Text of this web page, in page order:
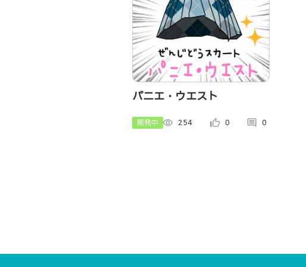
パニエ・ウエスト
開発中 visibility 254 thumb_up_alt 0 comment 0